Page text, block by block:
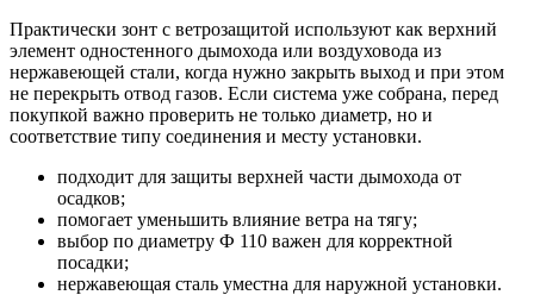
Практически зонт с ветрозащитой используют как верхний
элемент одностенного дымохода или воздуховода из
нержавеющей стали, когда нужно закрыть выход и при этом
не перекрыть отвод газов. Если система уже собрана, перед
покупкой важно проверить не только диаметр, но и
соответствие типу соединения и месту установки.
подходит для защиты верхней части дымохода от
осадков;
помогает уменьшить влияние ветра на тягу;
выбор по диаметру Ф 110 важен для корректной
посадки;
нержавеющая сталь уместна для наружной установки.